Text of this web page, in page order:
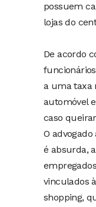
possuem
lojas do
De acordo
a uma taxa
automóvel
caso
O
é absurda,
vinculados
shopping,